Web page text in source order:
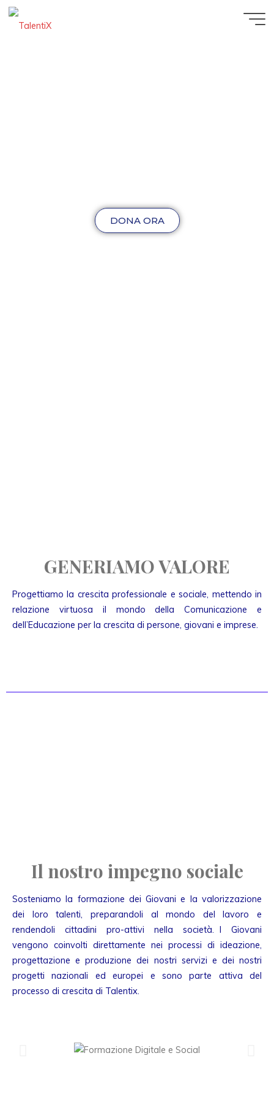
DONA ORA
GENERIAMO VALORE
Progettiamo la crescita professionale e sociale, mettendo in
relazione virtuosa il mondo della Comunicazione e
dell’Educazione per la crescita di persone, giovani e imprese.
Il nostro impegno sociale
Sosteniamo la formazione dei Giovani e la valorizzazione
dei loro talenti, preparandoli al mondo del lavoro e
rendendoli cittadini pro-attivi nella società. I Giovani
vengono coinvolti direttamente nei processi di ideazione,
progettazione e produzione dei nostri servizi e dei nostri
progetti nazionali ed europei e sono parte attiva del
processo di crescita di Talentix.